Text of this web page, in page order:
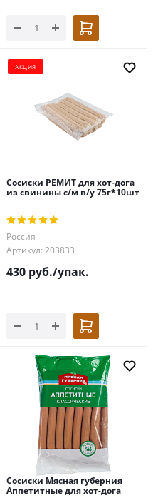
АКЦИЯ
Сосиски РЕМИТ для хот-дога
из свинины с/м в/у 75г*10шт
Россия
Артикул: 203833
430 руб./упак.
Сосиски Мясная губерния
Аппетитные для хот-дога